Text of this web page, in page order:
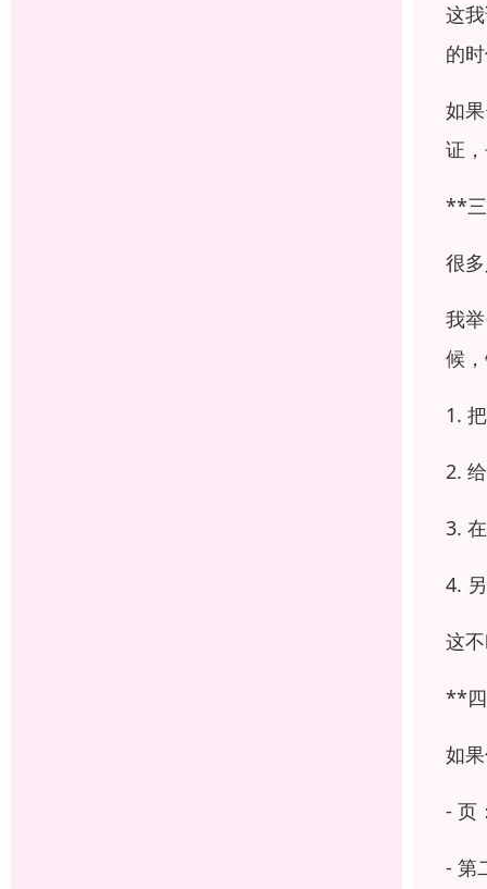
这
的
如
证
**三
很
我
候
1.
2.
3.
4.
这
**四
如
- 页
- 第